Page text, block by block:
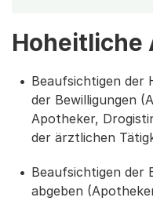
Hoheitliche
Beaufsichtigen der
der Bewilligungen
Apotheker,
der ärztlichen
Beaufsichtigen der
abgeben